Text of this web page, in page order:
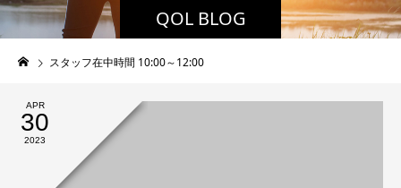
QOL BLOG
スタッフ在中時間 10:00～12:00
APR
30
2023